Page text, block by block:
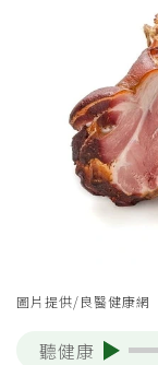
圖片提供/良醫健康網
聽健康